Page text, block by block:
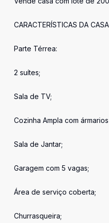
CARACTERÍSTICAS DA
Parte Térrea:
2 suítes;
Sala de TV;
Cozinha Ampla com
Sala de Jantar;
Garagem com 5 vagas;
Área de serviço coberta;
Churrasqueira;